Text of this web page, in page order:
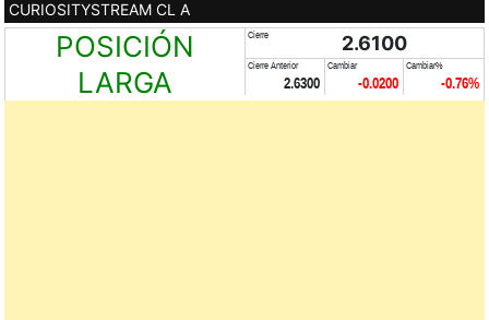
CURIOSITYSTREAM CL A
POSICIÓN
LARGA
Cierre 2.6100
Cierre Anterior
2.6300
Cambiar
-0.0200
Cambiar%
-0.76%